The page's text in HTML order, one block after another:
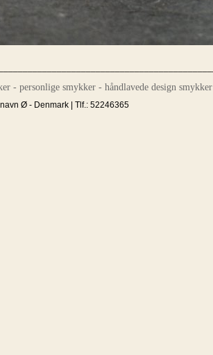
- personlige smykker - håndlavede design smykker
Ø - Denmark | Tlf.: 52246365